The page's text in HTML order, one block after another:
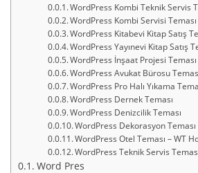
WordPress Kombi Teknik Servis
WordPress Kombi Servisi Teması
WordPress Kitabevi Kitap Satış
WordPress Yayınevi Kitap Satış
WordPress İnşaat Projesi Teması
WordPress Avukat Bürosu
WordPress Pro Halı Yıkama
WordPress Dernek Teması
WordPress Denizcilik Teması
WordPress Dekorasyon Teması
WordPress Otel Teması – WT
WordPress Teknik Servis
Word Pres